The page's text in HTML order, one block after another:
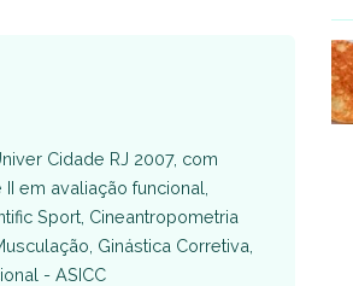
Cidade RJ 2007, com
em avaliação funcional,
Sport, Cineantropometria
Ginástica Corretiva,
- ASICC